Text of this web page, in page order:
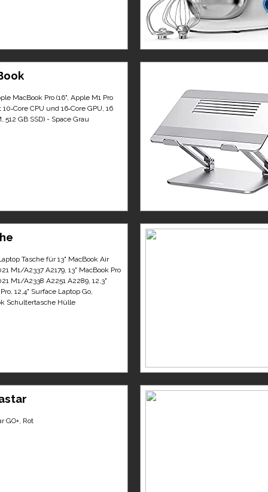
MacBook Pro (16", Apple M1 Pro
CPU und 16‑Core GPU, 16
512 GB SSD) - Space Grau
Tasche für 13" MacBook Air
M1/A2337 A2179, 13" MacBook Pro
M1/A2338 A2251 A2289, 12,3"
12,4" Surface Laptop Go,
Schultertasche Hülle
GO+, Rot